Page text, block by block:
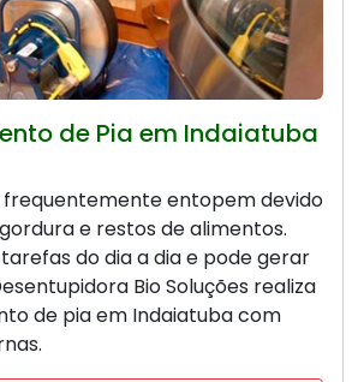
de Pia em Indaiatuba
frequentemente entopem devido
e restos de alimentos.
do dia a dia e pode gerar
Bio Soluções realiza
de pia em Indaiatuba com